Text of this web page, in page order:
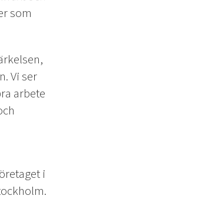
som
Vi ser
arbete
i